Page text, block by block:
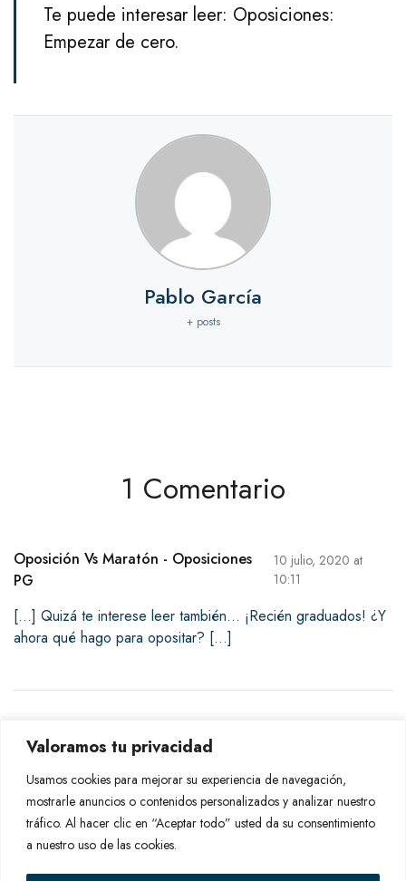
Valoramos tu privacidad
Usamos cookies para mejorar su experiencia de navegación,
mostrarle anuncios o contenidos personalizados y analizar nuestro
tráfico. Al hacer clic en “Aceptar todo” usted da su consentimiento
a nuestro uso de las cookies.
Te puede interesar leer: Oposiciones:
Empezar de cero.
Pablo García
+ posts
1 Comentario
Oposición Vs Maratón - Oposiciones
PG
10 julio, 2020 at
10:11
[…] Quizá te interese leer también… ¡Recién graduados! ¿Y
ahora qué hago para opositar? […]
Deja una respuesta
Lo siento, debes estarconectadopara publicar un
comentario.